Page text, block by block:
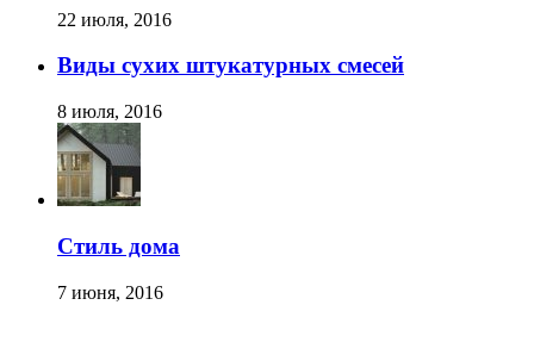
22 июля, 2016
Виды сухих штукатурных смесей
8 июля, 2016
Стиль дома
7 июня, 2016